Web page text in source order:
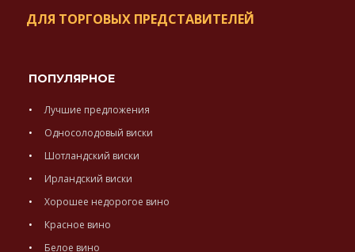
ДЛЯ ТОРГОВЫХ ПРЕДСТАВИТЕЛЕЙ
ПОПУЛЯРНОЕ
Лучшие предложения
Односолодовый виски
Шотландский виски
Ирландский виски
Хорошее недорогое вино
Красное вино
Белое вино